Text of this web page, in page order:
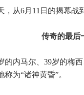
，从6月11日的揭幕战
传奇的最后
的内马尔、39岁的梅
为“诸神黄昏”。